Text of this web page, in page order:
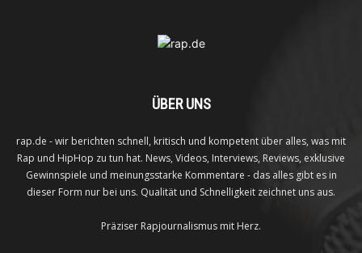
ÜBER UNS
rap.de - wir berichten schnell, kritisch und kompetent über alles, was mit
Rap und HipHop zu tun hat. News, Videos, Interviews, Reviews, exklusive
Gewinnspiele und meinungsstarke Kommentare - das alles gibt es in
dieser Form nur bei uns. Qualität und Schnelligkeit zeichnet uns aus.
Präziser Rapjournalismus mit Herz.